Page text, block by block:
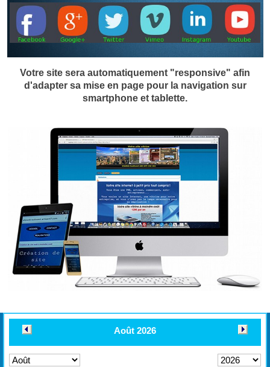
Votre site sera automatiquement "responsive" afin
d'adapter sa mise en page pour la navigation sur
smartphone et tablette.